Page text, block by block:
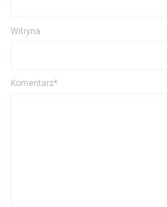
Witryna
Komentarz*